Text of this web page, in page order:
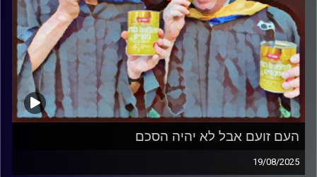
העם זועם אבל לא יהיה הסכם
19/08/2025